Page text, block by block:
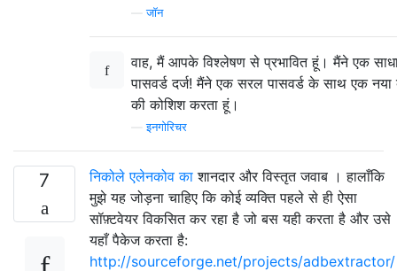
—जॉन
वाह, मैं आपके विश्लेषण से प्रभावित हूं। मैंने एक
पासवर्ड दर्ज! मैंने एक सरल पासवर्ड के साथ एक
की कोशिश करता हूं।
—इनगोरिचर
7 निकोले एलेनकोव का शानदार और विस्तृत जवाब । हालाँकि
मुझे यह जोड़ना चाहिए कि कोई व्यक्ति पहले से ही ऐसा
सॉफ़्टवेयर विकसित कर रहा है जो बस यही करता है और उसे
यहाँ पैकेज करता है:
http://sourceforge.net/projects/adbextractor/